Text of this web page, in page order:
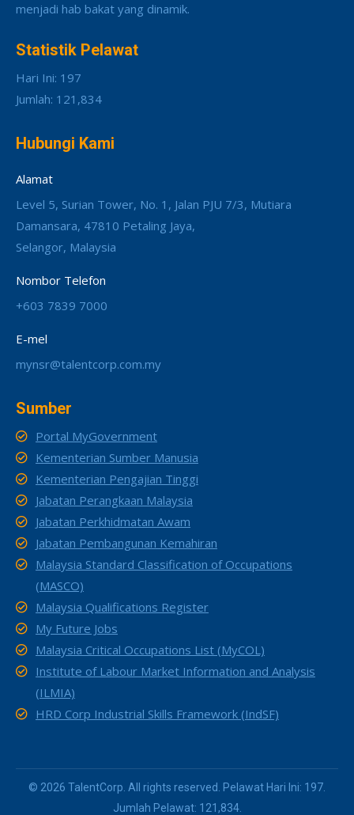
menjadi hab bakat yang dinamik.
Statistik Pelawat
Hari Ini: 197
Jumlah: 121,834
Hubungi Kami
Alamat
Level 5, Surian Tower, No. 1, Jalan PJU 7/3, Mutiara
Damansara, 47810 Petaling Jaya,
Selangor, Malaysia
Nombor Telefon
+603 7839 7000
E-mel
mynsr@talentcorp.com.my
Sumber
Portal MyGovernment
Kementerian Sumber Manusia
Kementerian Pengajian Tinggi
Jabatan Perangkaan Malaysia
Jabatan Perkhidmatan Awam
Jabatan Pembangunan Kemahiran
Malaysia Standard Classification of Occupations
(MASCO)
Malaysia Qualifications Register
My Future Jobs
Malaysia Critical Occupations List (MyCOL)
Institute of Labour Market Information and Analysis
(ILMIA)
HRD Corp Industrial Skills Framework (IndSF)
© 2026 TalentCorp. All rights reserved. Pelawat Hari Ini: 197.
Jumlah Pelawat: 121,834.